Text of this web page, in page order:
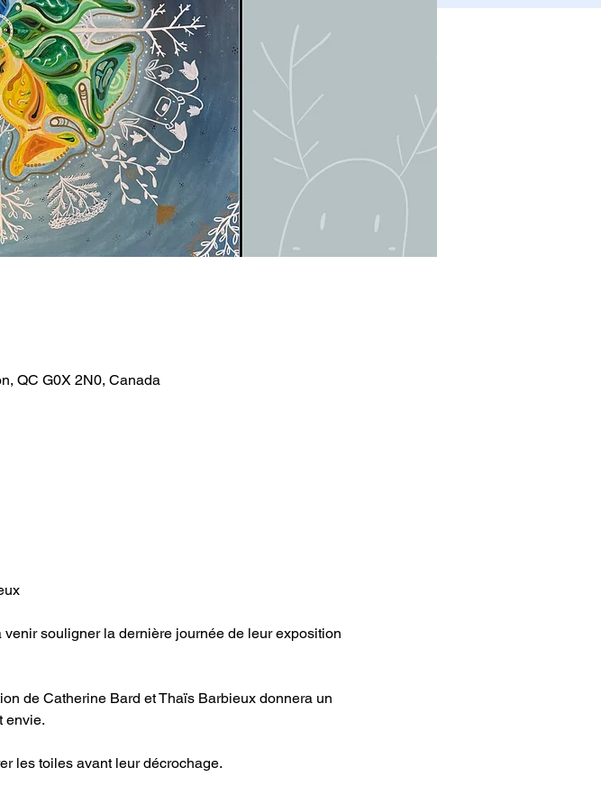
QC G0X 2N0, Canada
souligner la dernière journée de leur exposition
de Catherine Bard et Thaïs Barbieux donnera un
envie.
les toiles avant leur décrochage.